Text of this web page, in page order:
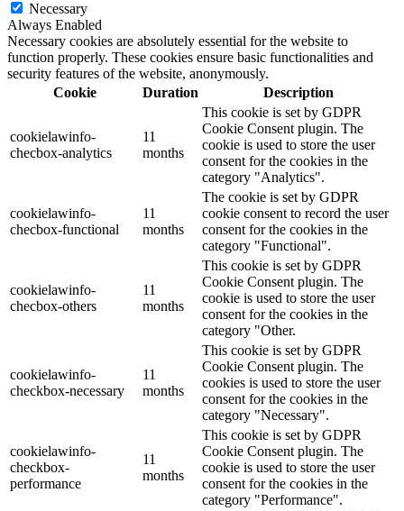
Necessary
Always Enabled
Necessary cookies are absolutely essential for the website to
function properly. These cookies ensure basic functionalities and
security features of the website, anonymously.
Cookie
Duration Description
cookielawinfo-
checbox-analytics
11
months
This cookie is set by GDPR
Cookie Consent plugin. The
cookie is used to store the user
consent for the cookies in the
category "Analytics".
cookielawinfo-
checbox-functional
11
months
The cookie is set by GDPR
cookie consent to record the user
consent for the cookies in the
category "Functional".
cookielawinfo-
checbox-others
11
months
This cookie is set by GDPR
Cookie Consent plugin. The
cookie is used to store the user
consent for the cookies in the
category "Other.
cookielawinfo-
checkbox-necessary
11
months
This cookie is set by GDPR
Cookie Consent plugin. The
cookies is used to store the user
consent for the cookies in the
category "Necessary".
cookielawinfo-
checkbox-
performance
11
months
This cookie is set by GDPR
Cookie Consent plugin. The
cookie is used to store the user
consent for the cookies in the
category "Performance".